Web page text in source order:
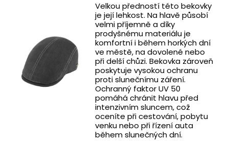
Velkou předností této bekovky
je její lehkost. Na hlavě působí
velmi příjemně a díky
prodyšnému materiálu je
komfortní i během horkých dní
ve městě, na dovolené nebo
při delší chůzi. Bekovka zároveň
poskytuje vysokou ochranu
proti slunečnímu záření.
Ochranný faktor UV 50
pomáhá chránit hlavu před
intenzivním sluncem, což
oceníte při cestování, pobytu
venku nebo při řízení auta
během slunečných dní.